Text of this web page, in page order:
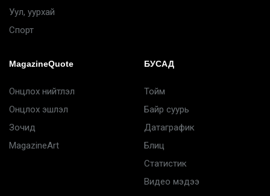
Уул, уурхай
Спорт
MagazineQuote
Онцлох нийтлэл
Онцлох эшлэл
Зочид
MagazineArt
БУСАД
Тойм
Байр суурь
Датаграфик
Блиц
Статистик
Видео мэдээ